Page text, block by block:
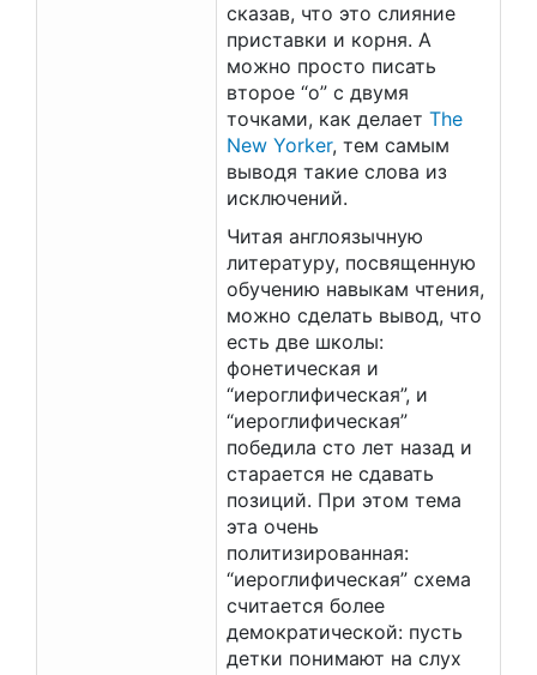
сказав, что это слияние
приставки и корня. А
можно просто писать
второе “о” с двумя
точками, как делает The
New Yorker, тем самым
выводя такие слова из
исключений.
Читая англоязычную
литературу, посвященную
обучению навыкам чтения,
можно сделать вывод, что
есть две школы:
фонетическая и
“иероглифическая”, и
“иероглифическая”
победила сто лет назад и
старается не сдавать
позиций. При этом тема
эта очень
политизированная:
“иероглифическая” схема
считается более
демократической: пусть
детки понимают на слух